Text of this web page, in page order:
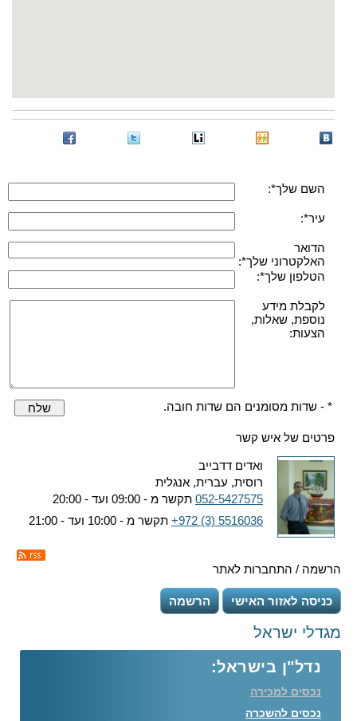
השם שלך*:
עיר*:
הדואר
האלקטרוני שלך*:
הטלפון שלך*:
לקבלת מידע
נוספת, שאלות,
הצעות:
* - שדות מסומנים הם שדות חובה. שלח
פרטים של איש קשר
ואדים דדבייב
רוסית, עברית, אנגלית
052-5427575 תקשר מ - 09:00 ועד - 20:00
+972 (3) 5516036 תקשר מ - 10:00 ועד - 21:00
הרשמה / התחברות לאתר
כניסה לאזור האישי הרשמה
מגדלי ישראל
נדל"ן בישראל:
נכסים למכירה
נכסים להשכרה